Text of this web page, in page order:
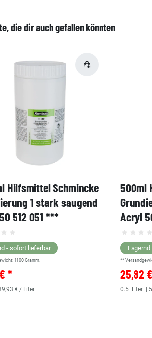
die dir auch gefallen könnten
Hilfsmittel Schmincke
1 stark saugend
512 051 ***
- sofort lieferbar
1100 Gramm.
*
€ / Liter
500ml
Acryl
**
25,82
0.5 Liter |